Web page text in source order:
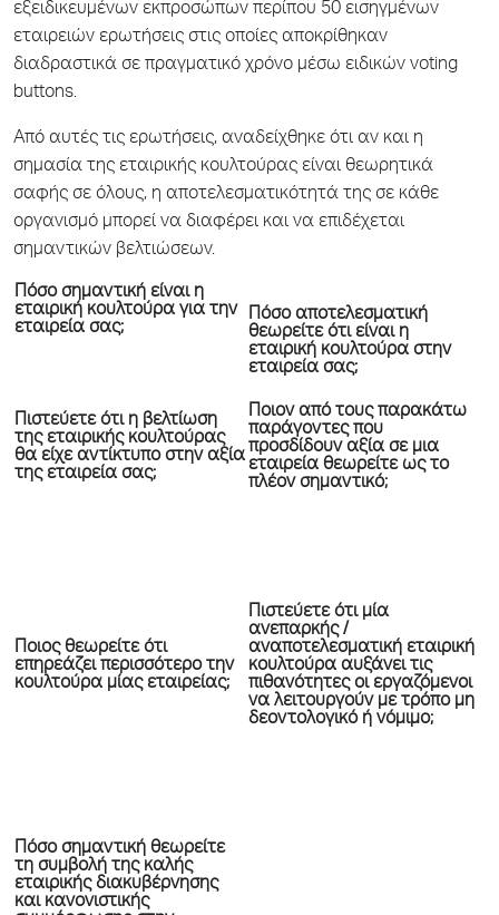
εξειδικευμένων εκπροσώπων περίπου 50 εισηγμένων
εταιρειών ερωτήσεις στις οποίες αποκρίθηκαν
διαδραστικά σε πραγματικό χρόνο μέσω ειδικών voting
buttons.
Από αυτές τις ερωτήσεις, αναδείχθηκε ότι αν και η
σημασία της εταιρικής κουλτούρας είναι θεωρητικά
σαφής σε όλους, η αποτελεσματικότητά της σε κάθε
οργανισμό μπορεί να διαφέρει και να επιδέχεται
σημαντικών βελτιώσεων.
Πόσο σημαντική είναι η
εταιρική κουλτούρα για την
εταιρεία σας;
Πόσο αποτελεσματική
θεωρείτε ότι είναι η
εταιρική κουλτούρα στην
εταιρεία σας;
Πιστεύετε ότι η βελτίωση
της εταιρικής κουλτούρας
θα είχε αντίκτυπο στην αξία
της εταιρεία σας;
Ποιον από τους παρακάτω
παράγοντες που
προσδίδουν αξία σε μια
εταιρεία θεωρείτε ως το
πλέον σημαντικό;
Ποιος θεωρείτε ότι
επηρεάζει περισσότερο την
κουλτούρα μίας εταιρείας;
Πιστεύετε ότι μία
ανεπαρκής /
αναποτελεσματική εταιρική
κουλτούρα αυξάνει τις
πιθανότητες οι εργαζόμενοι
να λειτουργούν με τρόπο μη
δεοντολογικό ή νόμιμο;
Πόσο σημαντική θεωρείτε
τη συμβολή της καλής
εταιρικής διακυβέρνησης
και κανονιστικής